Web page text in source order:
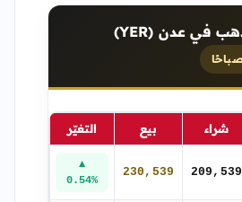
شراء بيع التغيّر
209,539
230,539
▲
0.54%